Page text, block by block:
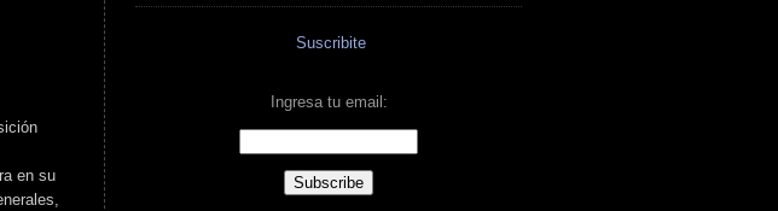
en su
Suscribite
Ingresa tu email: